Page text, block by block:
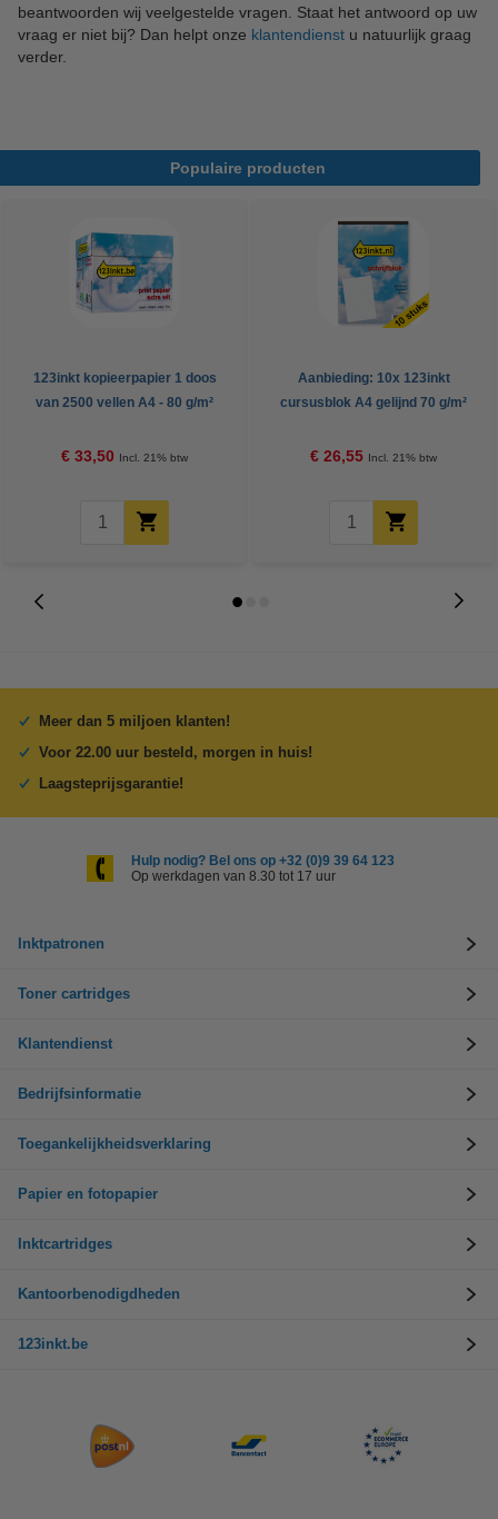
beantwoorden wij veelgestelde vragen. Staat het antwoord op uw
vraag er niet bij? Dan helpt onze klantendienst u natuurlijk graag
verder.
Populaire producten
123inkt kopieerpapier 1 doos
van 2500 vellen A4 - 80 g/m²
€ 33,50 Incl. 21% btw
Aanbieding: 10x 123inkt
cursusblok A4 gelijnd 70 g/m²
€ 26,55 Incl. 21% btw
Meer dan 5 miljoen klanten!
Voor 22.00 uur besteld, morgen in huis!
Laagsteprijsgarantie!
Hulp nodig? Bel ons op +32 (0)9 39 64 123
Op werkdagen van 8.30 tot 17 uur
Inktpatronen
Toner cartridges
Klantendienst
Bedrijfsinformatie
Toegankelijkheidsverklaring
Papier en fotopapier
Inktcartridges
Kantoorbenodigdheden
123inkt.be